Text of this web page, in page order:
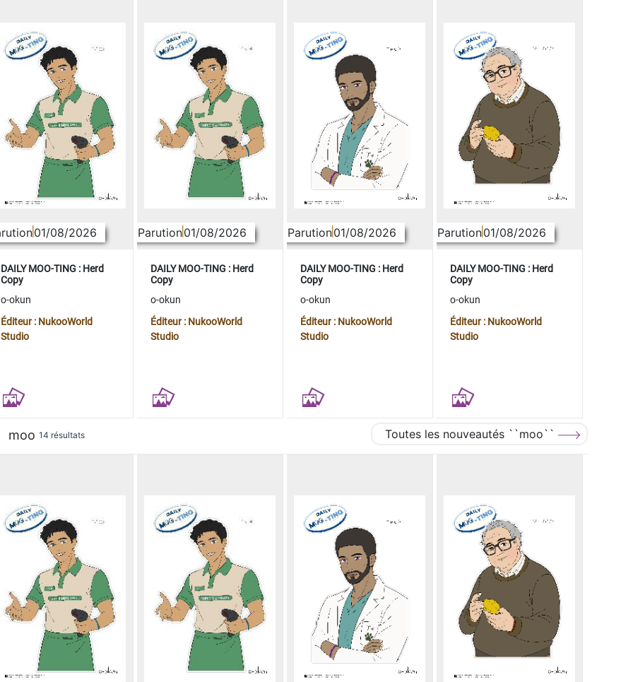
01/08/2026
DAILY MOO-TING : Herd
Copy
o-okun
Éditeur : NukooWorld
Studio
Parution01/08/2026
DAILY MOO-TING : Herd
Copy
o-okun
Éditeur : NukooWorld
Studio
Parution01/08/2026
DAILY MOO-TING : Herd
Copy
o-okun
Éditeur : NukooWorld
Studio
Parution01/08/2026
DAILY MOO-TING : Herd
Copy
o-okun
Éditeur : NukooWorld
Studio
moo 14 résultats Toutes les nouveautés ``moo``